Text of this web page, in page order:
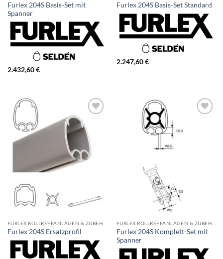
Furlex 204S Basis-Set mit
Spanner
2.432,60€
Furlex 204S Basis-Set Standard
2.247,60€
Furlex 204S Ersatzprofil
Furlex 204S Komplett-Set mit
Spanner